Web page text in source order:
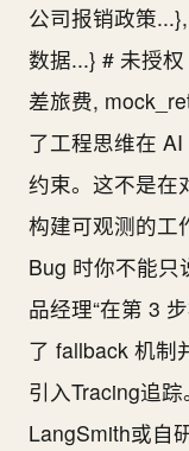
公司报销政策
数据...} # 未授
差旅费,
了工程思维在
约束。这不是在
构建可观测的工
Bug 时你不能只
品经理“在第 3
了 fallback 机制
引入Tracing追
LangSmith或自